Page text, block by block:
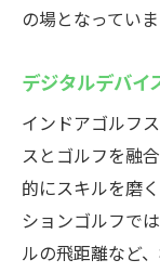
の場となっていま
デジタルデバイ
インドアゴルフ
スとゴルフを融
的にスキルを磨
ションゴルフで
ルの飛距離など